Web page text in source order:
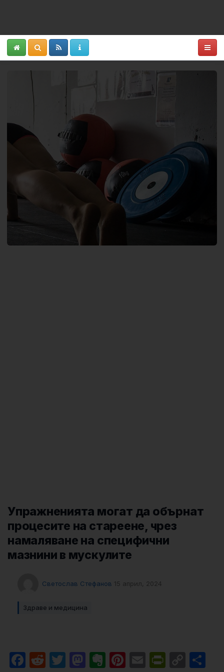
Упражненията могат да обърнат
процесите на стареене, чрез
намаляване на специфични
мазнини в мускулите
Светослав Стефанов 15 април, 2024
Здраве и медицина
Facebook
RedditTwitter
Mastodon
Evernote
Pinterest
Email